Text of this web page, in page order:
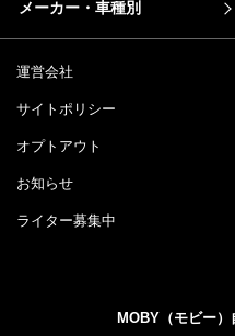
メーカー・車種別
運営会社
サイトポリシー
オプトアウト
お知らせ
ライター募集中
MOBY（モビー）